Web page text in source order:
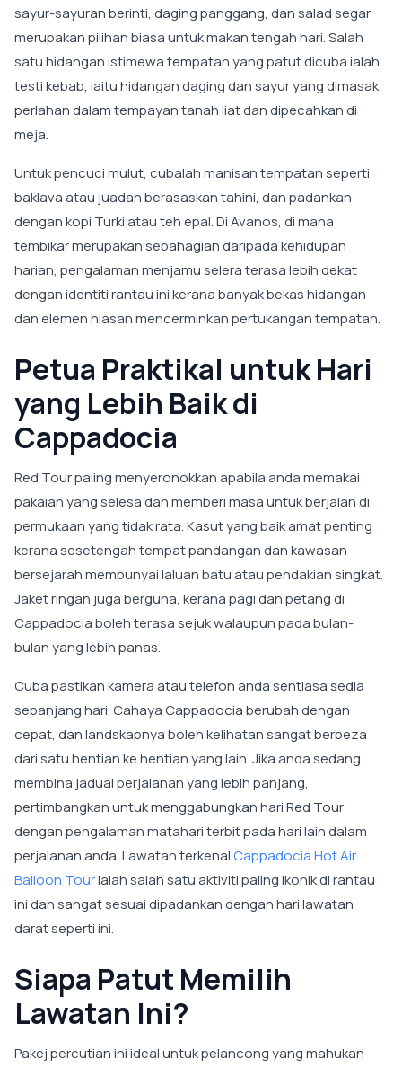
sayur-sayuran berinti, daging panggang, dan salad segar
merupakan pilihan biasa untuk makan tengah hari. Salah
satu hidangan istimewa tempatan yang patut dicuba ialah
testi kebab, iaitu hidangan daging dan sayur yang dimasak
perlahan dalam tempayan tanah liat dan dipecahkan di
meja.
Untuk pencuci mulut, cubalah manisan tempatan seperti
baklava atau juadah berasaskan tahini, dan padankan
dengan kopi Turki atau teh epal. Di Avanos, di mana
tembikar merupakan sebahagian daripada kehidupan
harian, pengalaman menjamu selera terasa lebih dekat
dengan identiti rantau ini kerana banyak bekas hidangan
dan elemen hiasan mencerminkan pertukangan tempatan.
Petua Praktikal untuk Hari
yang Lebih Baik di
Cappadocia
Red Tour paling menyeronokkan apabila anda memakai
pakaian yang selesa dan memberi masa untuk berjalan di
permukaan yang tidak rata. Kasut yang baik amat penting
kerana sesetengah tempat pandangan dan kawasan
bersejarah mempunyai laluan batu atau pendakian singkat.
Jaket ringan juga berguna, kerana pagi dan petang di
Cappadocia boleh terasa sejuk walaupun pada bulan-
bulan yang lebih panas.
Cuba pastikan kamera atau telefon anda sentiasa sedia
sepanjang hari. Cahaya Cappadocia berubah dengan
cepat, dan landskapnya boleh kelihatan sangat berbeza
dari satu hentian ke hentian yang lain. Jika anda sedang
membina jadual perjalanan yang lebih panjang,
pertimbangkan untuk menggabungkan hari Red Tour
dengan pengalaman matahari terbit pada hari lain dalam
perjalanan anda. Lawatan terkenalCappadocia Hot Air
Balloon Tourialah salah satu aktiviti paling ikonik di rantau
ini dan sangat sesuai dipadankan dengan hari lawatan
darat seperti ini.
Siapa Patut Memilih
Lawatan Ini?
Pakej percutian ini ideal untuk pelancong yang mahukan